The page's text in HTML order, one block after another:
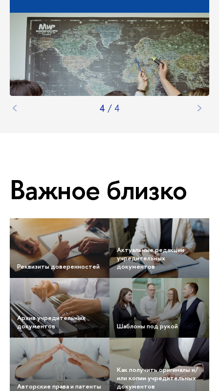
4 / 4
Важное близко
Реквизиты доверенностей
Актуальные редакции
учредительных
документов
Архив учредительных
документов
Шаблоны под рукой
Авторские права и патенты
Как получить оригиналы и/
или копии учредительных
документов